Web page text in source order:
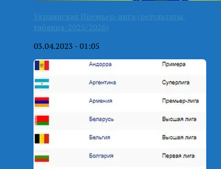
Украинская Премьер-лига (результаты,
таблица-2025/2026)
03.04.2023 - 01:05